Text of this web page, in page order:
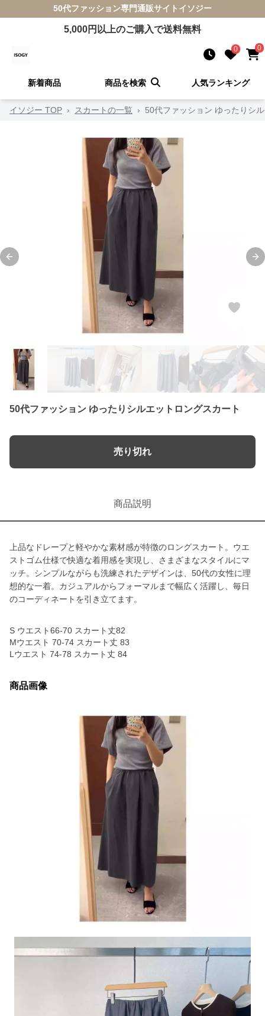
50代ファッション専門通販サイト イソジー
5,000円以上のご購入で送料無料
0 0
新着商品 商品を検索 人気ランキング
イソジー TOP › スカートの一覧 › 50代ファッション ゆったりシ
Previous slide
50代ファッション ゆったりシルエットロングスカート
売り切れ
商品説明
上品なドレープと軽やかな素材感が特徴のロングスカート。ウエ
ストゴム仕様で快適な着用感を実現し、さまざまなスタイルにマ
ッチ。シンプルながらも洗練されたデザインは、50代の女性に理
想的な一着。カジュアルからフォーマルまで幅広く活躍し、毎日
のコーディネートを引き立てます。
S ウエスト66-70 スカート丈82
Mウエスト 70-74 スカート丈 83
Lウエスト 74-78 スカート丈 84
商品画像